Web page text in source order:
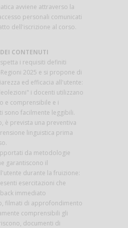
avviene attraverso la
personali comunicati
dell'iscrizione al corso.
CONTENUTI
i requisiti definiti
2025 e si propone di
ed efficacia all'utente:
i docenti utilizzano
e comprensibile e i
sono facilmente leggibili.
è prevista una preventiva
linguistica prima
da metodologie
garantiscono il
durante la fruizione:
esercitazioni che
immediato
filmati di approfondimento
comprensibili gli
documenti di